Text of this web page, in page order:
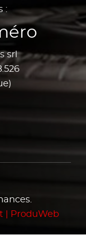
:
srl
| ProduWeb